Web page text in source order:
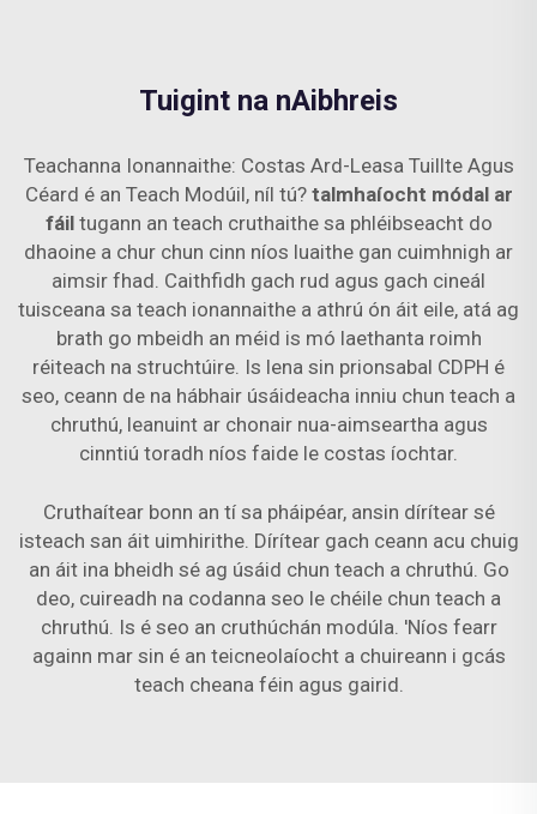
Tuigint na nAibhreis
Teachanna Ionannaithe: Costas Ard-Leasa Tuillte Agus
Céard é an Teach Modúil, níl tú? talmhaíocht módal ar
fáil tugann an teach cruthaithe sa phléibseacht do
dhaoine a chur chun cinn níos luaithe gan cuimhnigh ar
aimsir fhad. Caithfidh gach rud agus gach cineál
tuisceana sa teach ionannaithe a athrú ón áit eile, atá ag
brath go mbeidh an méid is mó laethanta roimh
réiteach na struchtúire. Is lena sin prionsabal CDPH é
seo, ceann de na hábhair úsáideacha inniu chun teach a
chruthú, leanuint ar chonair nua-aimseartha agus
cinntiú toradh níos faide le costas íochtar.
Cruthaítear bonn an tí sa pháipéar, ansin dírítear sé
isteach san áit uimhirithe. Dírítear gach ceann acu chuig
an áit ina bheidh sé ag úsáid chun teach a chruthú. Go
deo, cuireadh na codanna seo le chéile chun teach a
chruthú. Is é seo an cruthúchán modúla. 'Níos fearr
againn mar sin é an teicneolaíocht a chuireann i gcás
teach cheana féin agus gairid.